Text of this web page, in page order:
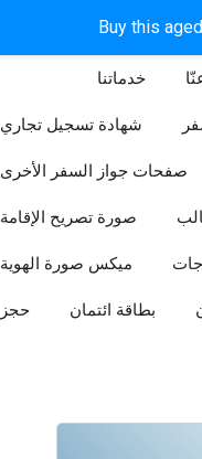
Buy this
خدماتنا
شهادة تسجيل تجاري
صفحات جواز السفر الأخرى
صورة تصريح الإقامة
ميكس صورة الهوية
حجز بطاقة ائتمان